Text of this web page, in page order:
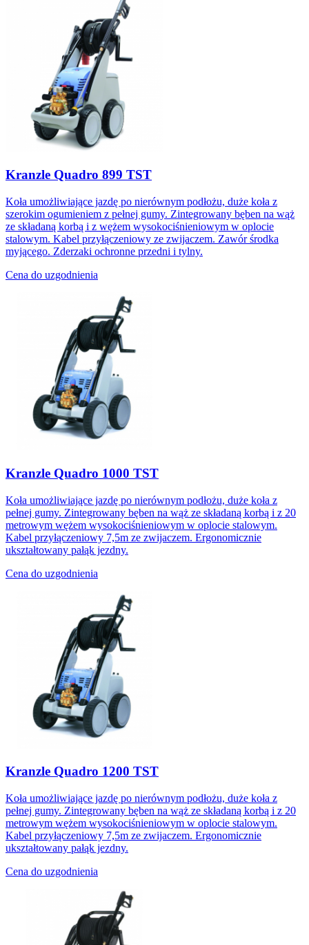
Kranzle Quadro 899 TST
Koła umożliwiające jazdę po nierównym podłożu, duże koła z
szerokim ogumieniem z pełnej gumy. Zintegrowany bęben na wąż
ze składaną korbą i z wężem wysokociśnieniowym w oplocie
stalowym. Kabel przyłączeniowy ze zwijaczem. Zawór środka
myjącego. Zderzaki ochronne przedni i tylny.
Cena do uzgodnienia
Kranzle Quadro 1000 TST
Koła umożliwiające jazdę po nierównym podłożu, duże koła z
pełnej gumy. Zintegrowany bęben na wąż ze składaną korbą i z 20
metrowym wężem wysokociśnieniowym w oplocie stalowym.
Kabel przyłączeniowy 7,5m ze zwijaczem. Ergonomicznie
ukształtowany pałąk jezdny.
Cena do uzgodnienia
Kranzle Quadro 1200 TST
Koła umożliwiające jazdę po nierównym podłożu, duże koła z
pełnej gumy. Zintegrowany bęben na wąż ze składaną korbą i z 20
metrowym wężem wysokociśnieniowym w oplocie stalowym.
Kabel przyłączeniowy 7,5m ze zwijaczem. Ergonomicznie
ukształtowany pałąk jezdny.
Cena do uzgodnienia